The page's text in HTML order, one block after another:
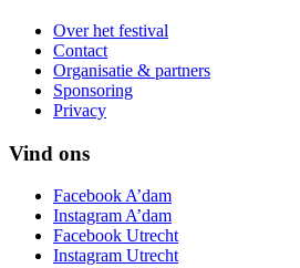
Over het festival
Contact
Organisatie & partners
Sponsoring
Privacy
Vind ons
Facebook A’dam
Instagram A’dam
Facebook Utrecht
Instagram Utrecht